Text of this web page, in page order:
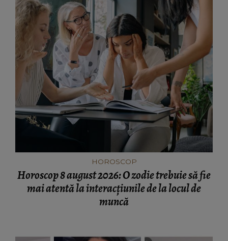
HOROSCOP
Horoscop 8 august 2026: O zodie trebuie să fie
mai atentă la interacțiunile de la locul de
muncă